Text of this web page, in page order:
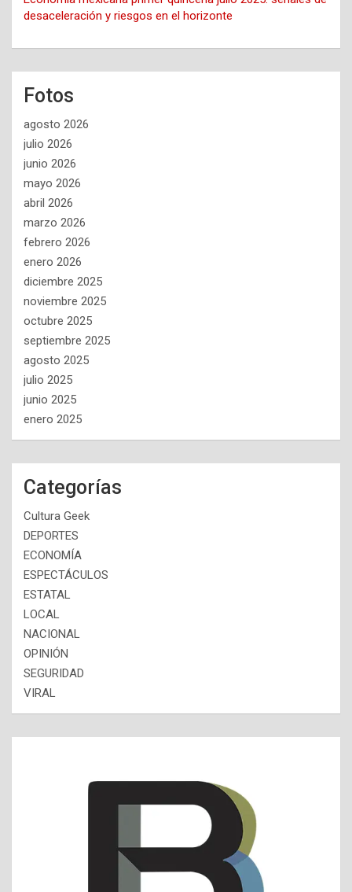
desaceleración y riesgos en el horizonte
Fotos
agosto 2026
julio 2026
junio 2026
mayo 2026
abril 2026
marzo 2026
febrero 2026
enero 2026
diciembre 2025
noviembre 2025
octubre 2025
septiembre 2025
agosto 2025
julio 2025
junio 2025
enero 2025
Categorías
Cultura Geek
DEPORTES
ECONOMÍA
ESPECTÁCULOS
ESTATAL
LOCAL
NACIONAL
OPINIÓN
SEGURIDAD
VIRAL